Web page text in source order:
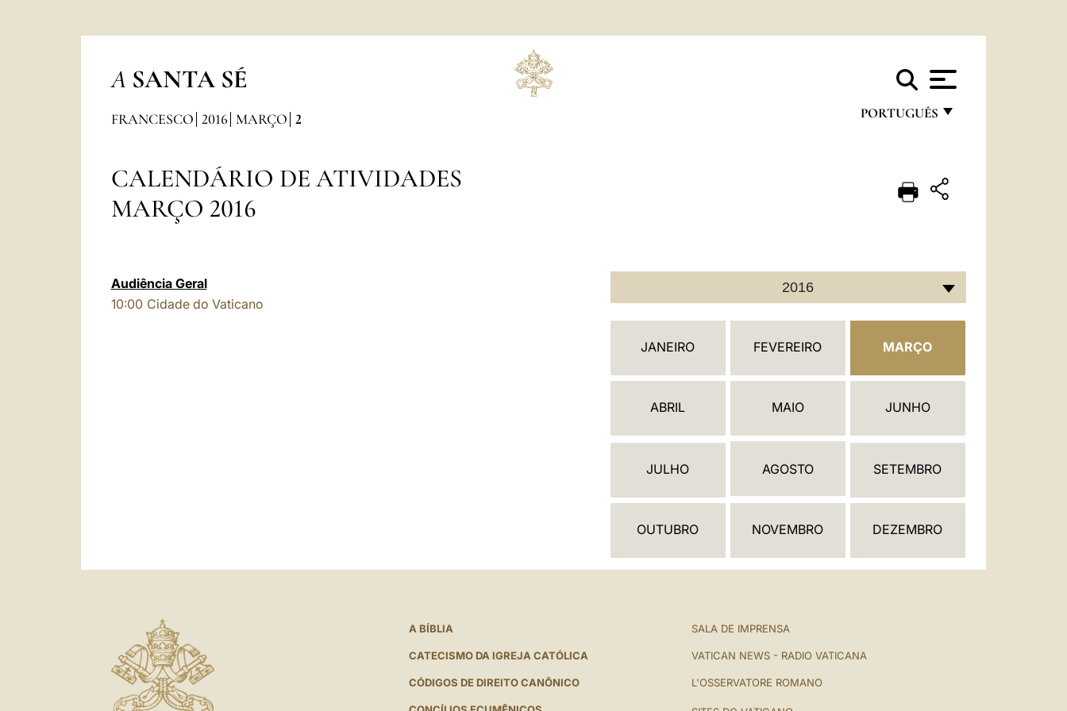
A SANTA SÉ
PORTUGUÊS
ITALIANO
ESPAÑOL
FRANCESCO 2016 MARÇO 2
CALENDÁRIO DE ATIVIDADES
MARÇO 2016
Audiência Geral
10:00 Cidade do Vaticano
2016
N
Á
I
JANEIRO FEVEREIRO MARÇO
ABRIL MAIO JUNHO
JULHO AGOSTO SETEMBRO
OUTUBRO NOVEMBRO DEZEMBRO
A BÍBLIA
CATECISMO DA IGREJA CATÓLICA
CÓDIGOS DE DIREITO CANÔNICO
SALA DE IMPRENSA
VATICAN NEWS - RADIO VATICANA
L'OSSERVATORE ROMANO